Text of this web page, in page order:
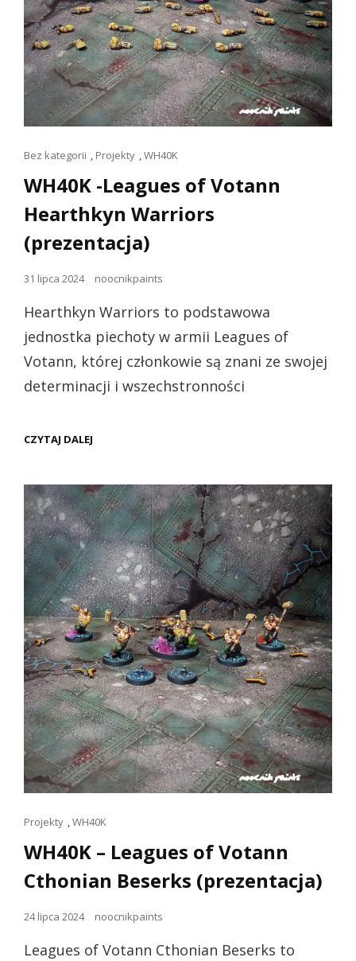
Linki
kotów
Bez kategorii , Projekty ,WH40K
WH40K -Leagues of Votann
Hearthkyn Warriors
(prezentacja)
Opublikowano
31 lipca 2024 noocnikpaints
Hearthkyn Warriors to podstawowa
jednostka piechoty w armii Leagues of
Votann, której członkowie są znani ze swojej
determinacji i wszechstronności
CZYTAJ DALEJ
VOTANN
HEARTHKYN
WARRIORS
(PREZENTACJA)
Linki
kotów
Projekty ,WH40K
WH40K – Leagues of Votann
Cthonian Beserks (prezentacja)
Opublikowano
24 lipca 2024 noocnikpaints
Leagues of Votann Cthonian Beserks to